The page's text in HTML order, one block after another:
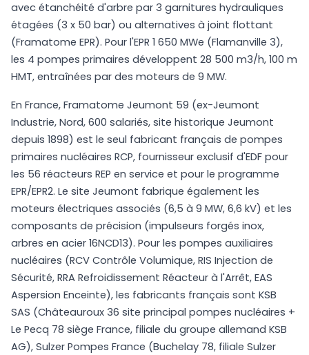
avec étanchéité d'arbre par 3 garnitures hydrauliques
étagées (3 x 50 bar) ou alternatives à joint flottant
(Framatome EPR). Pour l'EPR 1 650 MWe (Flamanville 3),
les 4 pompes primaires développent 28 500 m3/h, 100 m
HMT, entraînées par des moteurs de 9 MW.
En France, Framatome Jeumont 59 (ex-Jeumont
Industrie, Nord, 600 salariés, site historique Jeumont
depuis 1898) est le seul fabricant français de pompes
primaires nucléaires RCP, fournisseur exclusif d'EDF pour
les 56 réacteurs REP en service et pour le programme
EPR/EPR2. Le site Jeumont fabrique également les
moteurs électriques associés (6,5 à 9 MW, 6,6 kV) et les
composants de précision (impulseurs forgés inox,
arbres en acier 16NCD13). Pour les pompes auxiliaires
nucléaires (RCV Contrôle Volumique, RIS Injection de
Sécurité, RRA Refroidissement Réacteur à l'Arrêt, EAS
Aspersion Enceinte), les fabricants français sont KSB
SAS (Châteauroux 36 site principal pompes nucléaires +
Le Pecq 78 siège France, filiale du groupe allemand KSB
AG), Sulzer Pompes France (Buchelay 78, filiale Sulzer